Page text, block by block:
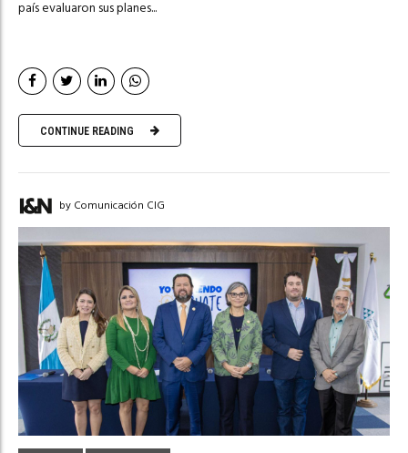
país evaluaron sus planes...
CONTINUE READING
by Comunicación CIG